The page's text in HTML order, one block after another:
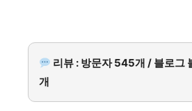
리뷰 : 방문자 545개 / 블로그
개